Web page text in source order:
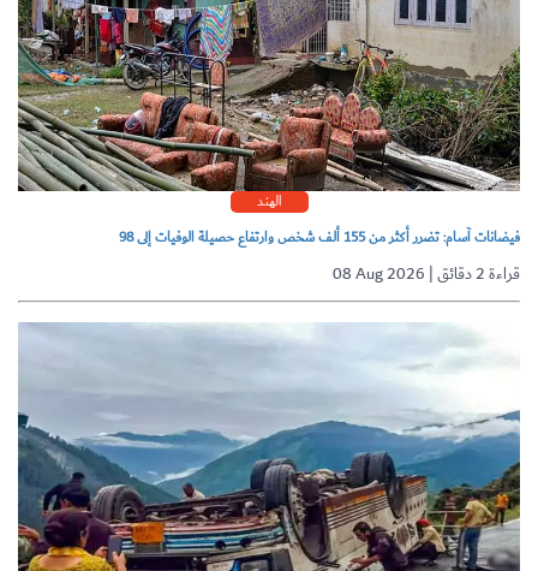
الهند
فيضانات آسام: تضرر أكثر من 155 ألف شخص وارتفاع حصيلة الوفيات إلى 98
08 Aug 2026 | قراءة 2 دقائق